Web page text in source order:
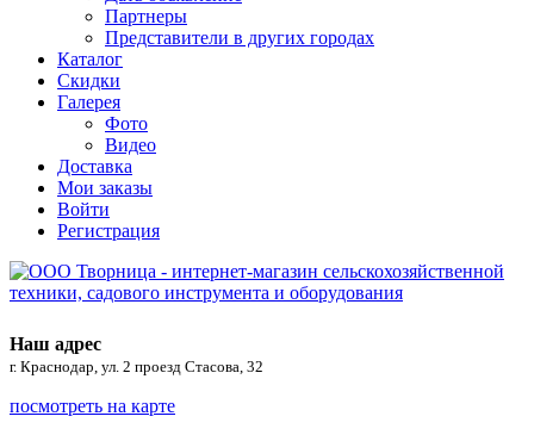
Партнеры
Представители в других городах
Каталог
Скидки
Галерея
Фото
Видео
Доставка
Мои заказы
Войти
Регистрация
Наш адрес
г. Краснодар, ул. 2 проезд Стасова, 32
посмотреть на карте